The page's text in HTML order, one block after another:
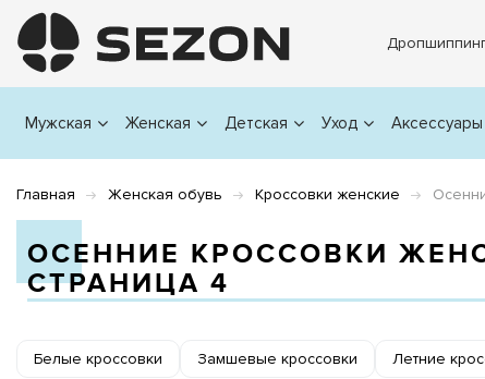
Мужская Женская Детская Уход Аксессуары
Главная Женская обувь Кроссовки женские
ОСЕННИЕ КРОССОВКИ
СТРАНИЦА 4
Белые кроссовки Замшевые кроссовки Летние